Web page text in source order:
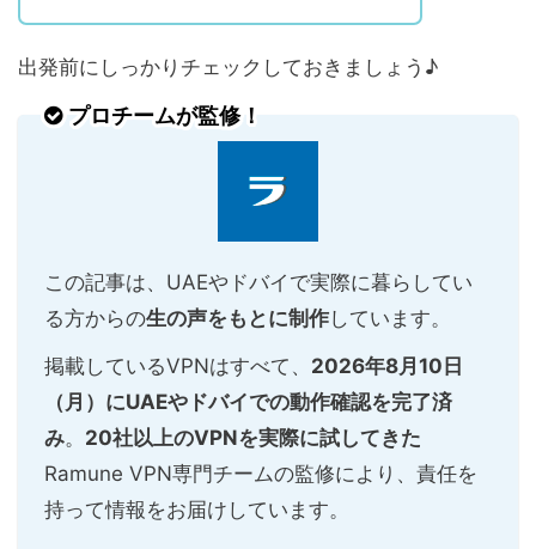
出発前にしっかりチェックしておきましょう♪
プロチームが監修！
この記事は、UAEやドバイで実際に暮らしてい
る方からの生の声をもとに制作しています。
掲載しているVPNはすべて、 2026年8月10日
（月）にUAEやドバイでの動作確認を完了済
み。 20社以上のVPNを実際に試してきた
Ramune VPN専門チームの監修により、責任を
持って情報をお届けしています。